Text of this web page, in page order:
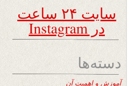
سایت ۲۴ ساعت
در Instagram
دسته‌ها
آموزش و اهمیت آن